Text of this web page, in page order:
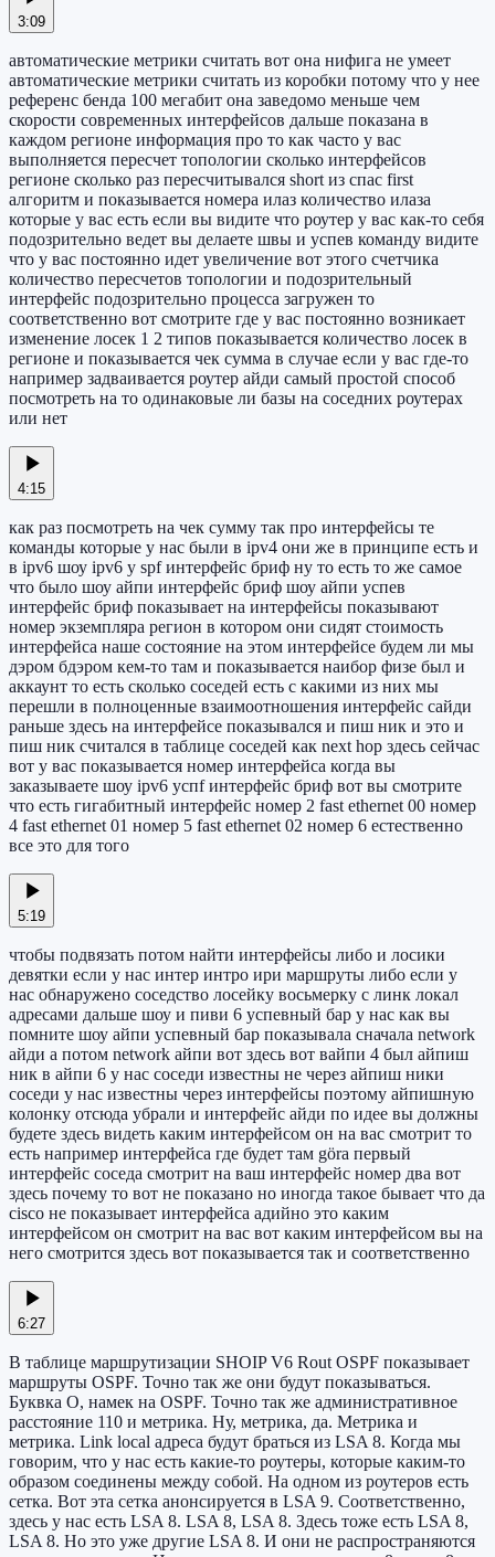
3:09
автоматические метрики считать вот она нифига не умеет
автоматические метрики считать из коробки потому что у нее
референс бенда 100 мегабит она заведомо меньше чем
скорости современных интерфейсов дальше показана в
каждом регионе информация про то как часто у вас
выполняется пересчет топологии сколько интерфейсов
регионе сколько раз пересчитывался short из спас first
алгоритм и показывается номера илаз количество илаза
которые у вас есть если вы видите что роутер у вас как-то себя
подозрительно ведет вы делаете швы и успев команду видите
что у вас постоянно идет увеличение вот этого счетчика
количество пересчетов топологии и подозрительный
интерфейс подозрительно процесса загружен то
соответственно вот смотрите где у вас постоянно возникает
изменение лосек 1 2 типов показывается количество лосек в
регионе и показывается чек сумма в случае если у вас где-то
например задваивается роутер айди самый простой способ
посмотреть на то одинаковые ли базы на соседних роутерах
или нет
4:15
как раз посмотреть на чек сумму так про интерфейсы те
команды которые у нас были в ipv4 они же в принципе есть и
в ipv6 шоу ipv6 у spf интерфейс бриф ну то есть то же самое
что было шоу айпи интерфейс бриф шоу айпи успев
интерфейс бриф показывает на интерфейсы показывают
номер экземпляра регион в котором они сидят стоимость
интерфейса наше состояние на этом интерфейсе будем ли мы
дэром бдэром кем-то там и показывается наибор физе был и
аккаунт то есть сколько соседей есть с какими из них мы
перешли в полноценные взаимоотношения интерфейс сайди
раньше здесь на интерфейсе показывался и пиш ник и это и
пиш ник считался в таблице соседей как next hop здесь сейчас
вот у вас показывается номер интерфейса когда вы
заказываете шоу ipv6 успf интерфейс бриф вот вы смотрите
что есть гигабитный интерфейс номер 2 fast ethernet 00 номер
4 fast ethernet 01 номер 5 fast ethernet 02 номер 6 естественно
все это для того
5:19
чтобы подвязать потом найти интерфейсы либо и лосики
девятки если у нас интер интро ири маршруты либо если у
нас обнаружено соседство лосейку восьмерку с линк локал
адресами дальше шоу и пиви 6 успевный бар у нас как вы
помните шоу айпи успевный бар показывала сначала network
айди а потом network айпи вот здесь вот вайпи 4 был айпиш
ник в айпи 6 у нас соседи известны не через айпиш ники
соседи у нас известны через интерфейсы поэтому айпишную
колонку отсюда убрали и интерфейс айди по идее вы должны
будете здесь видеть каким интерфейсом он на вас смотрит то
есть например интерфейса где будет там göra первый
интерфейс соседа смотрит на ваш интерфейс номер два вот
здесь почему то вот не показано но иногда такое бывает что да
cisco не показывает интерфейса адийно это каким
интерфейсом он смотрит на вас вот каким интерфейсом вы на
него смотрится здесь вот показывается так и соответственно
6:27
В таблице маршрутизации SHOIP V6 Rout OSPF показывает
маршруты OSPF. Точно так же они будут показываться.
Буквка О, намек на OSPF. Точно так же административное
расстояние 110 и метрика. Ну, метрика, да. Метрика и
метрика. Link local адреса будут браться из LSA 8. Когда мы
говорим, что у нас есть какие-то роутеры, которые каким-то
образом соединены между собой. На одном из роутеров есть
сетка. Вот эта сетка анонсируется в LSA 9. Соответственно,
здесь у нас есть LSA 8. LSA 8, LSA 8. Здесь тоже есть LSA 8,
LSA 8. Но это уже другие LSA 8. И они не распространяются